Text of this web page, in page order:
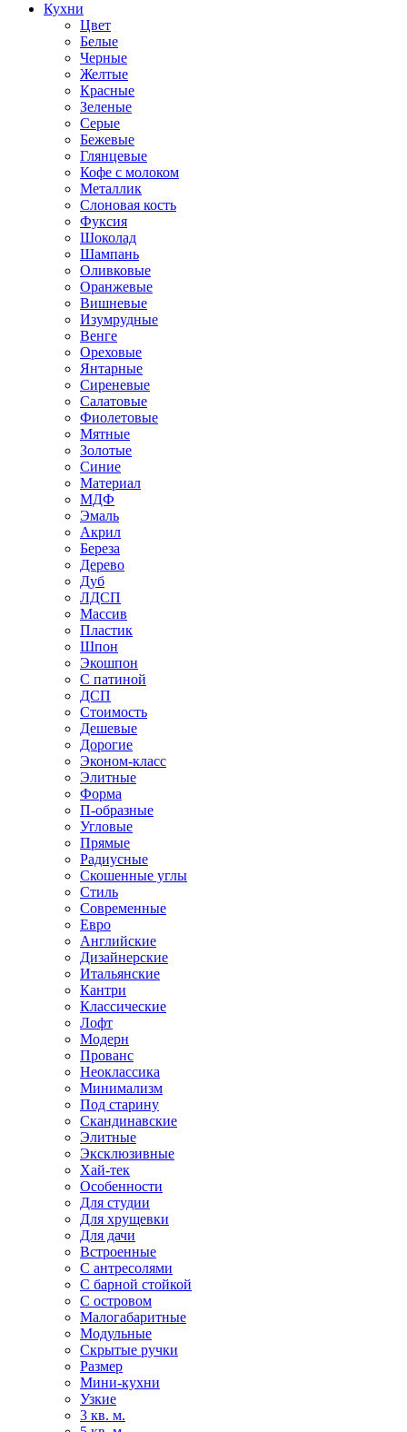
Кухни
Цвет
Белые
Черные
Желтые
Красные
Зеленые
Серые
Бежевые
Глянцевые
Кофе с молоком
Металлик
Слоновая кость
Фуксия
Шоколад
Шампань
Оливковые
Оранжевые
Вишневые
Изумрудные
Венге
Ореховые
Янтарные
Сиреневые
Салатовые
Фиолетовые
Мятные
Золотые
Синие
Материал
МДФ
Эмаль
Акрил
Береза
Дерево
Дуб
ЛДСП
Массив
Пластик
Шпон
Экошпон
С патиной
ДСП
Стоимость
Дешевые
Дорогие
Эконом-класс
Элитные
Форма
П-образные
Угловые
Прямые
Радиусные
Скошенные углы
Стиль
Современные
Евро
Английские
Дизайнерские
Итальянские
Кантри
Классические
Лофт
Модерн
Прованс
Неоклассика
Минимализм
Под старину
Скандинавские
Элитные
Эксклюзивные
Хай-тек
Особенности
Для студии
Для хрущевки
Для дачи
Встроенные
С антресолями
С барной стойкой
С островом
Малогабаритные
Модульные
Скрытые ручки
Размер
Мини-кухни
Узкие
3 кв. м.